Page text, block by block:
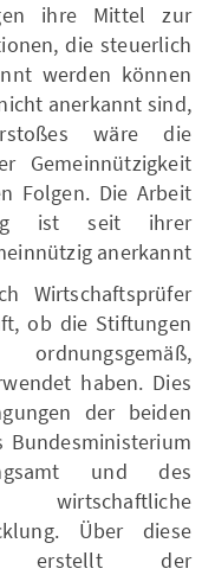
ihre Mittel zur
die steuerlich
werden können
anerkannt sind,
wäre die
Gemeinnützigkeit
Folgen. Die Arbeit
ist seit ihrer
anerkannt.
Wirtschaftsprüfer
ob die Stiftungen
haben. Dies
der beiden
Bundesministerium
und des
Über diese
erstellt der